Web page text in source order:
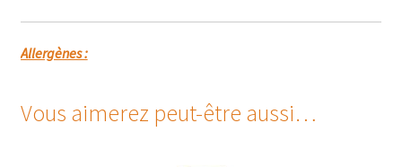
Allergènes :
Vous aimerez peut-être aussi…